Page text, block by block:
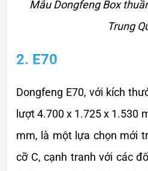
Mẫu Dongfeng Box
Trung
2. E70
Dongfeng E70, với kích
lượt 4.700 x 1.725 x 1.530
mm, là một lựa chọn mới
cỡ C, cạnh tranh với các